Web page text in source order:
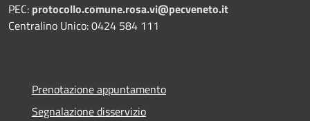
PEC: protocollo.comune.rosa.vi@pecveneto.it
Centralino Unico: 0424 584 111
Prenotazione appuntamento
Segnalazione disservizio